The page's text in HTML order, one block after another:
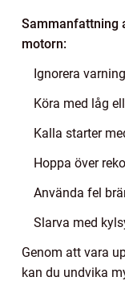
Sammanfattning
motorn:
Ignorera
Köra med låg
Kalla starter
Hoppa över
Använda fel
Slarva med
Genom att vara
kan du undvika